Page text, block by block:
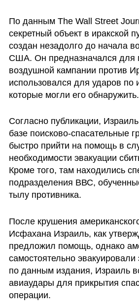
По данным The Wall Street
секретный объект в иракской
создан незадолго до начала
США. Он предназначался для
воздушной кампании против
использовался для ударов по
которые могли его обнаружить.
Согласно публикации,
базе поисково-спасательные
быстро прийти на помощь в
необходимости эвакуации
Кроме того, там находились
подразделения ВВС,
тылу противника.
После крушения
Исфахана Израиль, как
предложил помощь, однако
самостоятельно
по данным издания, Израиль
авиаудары для прикрытия
операции.